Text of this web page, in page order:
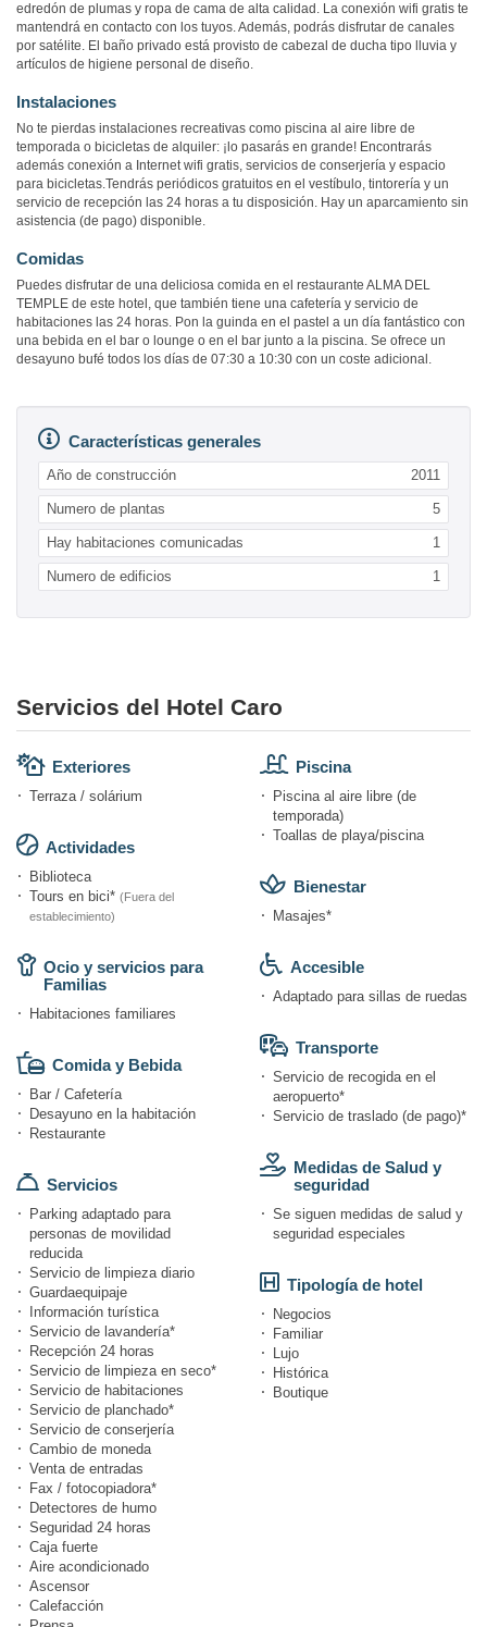
edredón de plumas y ropa de cama de alta calidad. La conexión wifi gratis te
mantendrá en contacto con los tuyos. Además, podrás disfrutar de canales
por satélite. El baño privado está provisto de cabezal de ducha tipo lluvia y
artículos de higiene personal de diseño.
Instalaciones
No te pierdas instalaciones recreativas como piscina al aire libre de
temporada o bicicletas de alquiler: ¡lo pasarás en grande! Encontrarás
además conexión a Internet wifi gratis, servicios de conserjería y espacio
para bicicletas.Tendrás periódicos gratuitos en el vestíbulo, tintorería y un
servicio de recepción las 24 horas a tu disposición. Hay un aparcamiento sin
asistencia (de pago) disponible.
Comidas
Puedes disfrutar de una deliciosa comida en el restaurante ALMA DEL
TEMPLE de este hotel, que también tiene una cafetería y servicio de
habitaciones las 24 horas. Pon la guinda en el pastel a un día fantástico con
una bebida en el bar o lounge o en el bar junto a la piscina. Se ofrece un
desayuno bufé todos los días de 07:30 a 10:30 con un coste adicional.
Características generales
Año de construcción 2011
Numero de plantas 5
Hay habitaciones comunicadas 1
Numero de edificios 1
Servicios del Hotel Caro
Exteriores
Terraza / solárium
Actividades
Biblioteca
Tours en bici* (Fuera del
establecimiento)
Ocio y servicios para
Familias
Habitaciones familiares
Comida y Bebida
Bar / Cafetería
Desayuno en la habitación
Restaurante
Servicios
Parking adaptado para
personas de movilidad
reducida
Servicio de limpieza diario
Guardaequipaje
Información turística
Servicio de lavandería*
Recepción 24 horas
Servicio de limpieza en seco*
Servicio de habitaciones
Servicio de planchado*
Servicio de conserjería
Cambio de moneda
Venta de entradas
Fax / fotocopiadora*
Detectores de humo
Seguridad 24 horas
Caja fuerte
Aire acondicionado
Ascensor
Calefacción
Piscina
Piscina al aire libre (de
temporada)
Toallas de playa/piscina
Bienestar
Masajes*
Accesible
Adaptado para sillas de ruedas
Transporte
Servicio de recogida en el
aeropuerto*
Servicio de traslado (de pago)*
Medidas de Salud y
seguridad
Se siguen medidas de salud y
seguridad especiales
Tipología de hotel
Negocios
Familiar
Lujo
Histórica
Boutique